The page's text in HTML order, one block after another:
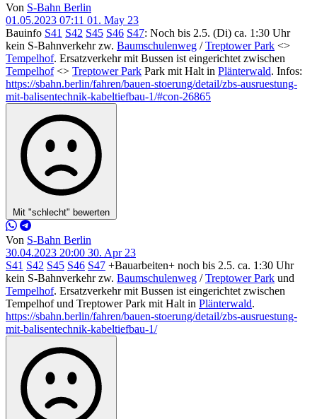
Von S-Bahn Berlin
01.05.2023 07:11 01. May 23
Bauinfo S41 S42 S45 S46 S47: Noch bis 2.5. (Di) ca. 1:30 Uhr
kein S-Bahnverkehr zw. Baumschulenweg /Treptower Park <>
Tempelhof. Ersatzverkehr mit Bussen ist eingerichtet zwischen
Tempelhof<> Treptower Park Park mit Halt in Plänterwald. Infos:
https://sbahn.berlin/fahren/bauen-stoerung/detail/zbs-ausruestung-
mit-balisentechnik-kabeltiefbau-1/#con-26865
Mit "schlecht" bewerten
Von S-Bahn Berlin
30.04.2023 20:00 30. Apr 23
S41 S42 S45 S46 S47 +Bauarbeiten+ noch bis 2.5. ca. 1:30 Uhr
kein S-Bahnverkehr zw. Baumschulenweg /Treptower Park und
Tempelhof. Ersatzverkehr mit Bussen ist eingerichtet zwischen
Tempelhof und Treptower Park mit Halt in Plänterwald.
https://sbahn.berlin/fahren/bauen-stoerung/detail/zbs-ausruestung-
mit-balisentechnik-kabeltiefbau-1/